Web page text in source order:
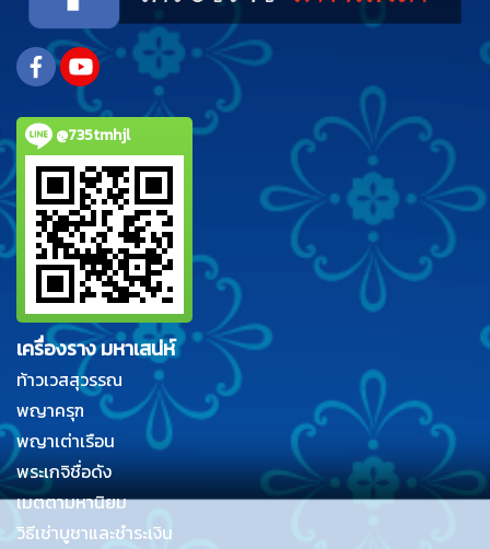
@735tmhjl
เครื่องราง มหาเสน่ห์
ท้าวเวสสุวรรณ
พญาครุฑ
พญาเต่าเรือน
พระเกจิชื่อดัง
เมตตามหานิยม
วิธีเช่าบูชาและชำระเงิน